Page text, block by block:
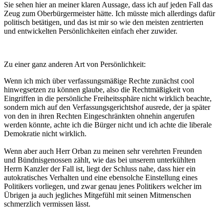
Sie sehen hier an meiner klaren Aussage, dass ich auf jeden Fall das
Zeug zum Oberbürgermeister hätte. Ich müsste mich allerdings dafür
politisch betätigen, und das ist mir so wie den meisten zentrierten
und entwickelten Persönlichkeiten einfach eher zuwider.
Zu einer ganz anderen Art von Persönlichkeit:
Wenn ich mich über verfassungsmäßige Rechte zunächst cool
hinwegsetzen zu können glaube, also die Rechtmäßigkeit von
Eingriffen in die persönliche Freiheitssphäre nicht wirklich beachte,
sondern mich auf den Verfassungsgerichtshof ausrede, der ja später
von den in ihren Rechten Eingeschränkten ohnehin angerufen
werden könnte, achte ich die Bürger nicht und ich achte die liberale
Demokratie nicht wirklich.
Wenn aber auch Herr Orban zu meinen sehr verehrten Freunden
und Bündnisgenossen zählt, wie das bei unserem unterkühlten
Herrn Kanzler der Fall ist, liegt der Schluss nahe, dass hier ein
autokratisches Verhalten und eine ebensolche Einstellung eines
Politikers vorliegen, und zwar genau jenes Politikers welcher im
Übrigen ja auch jegliches Mitgefühl mit seinen Mitmenschen
schmerzlich vermissen lässt.